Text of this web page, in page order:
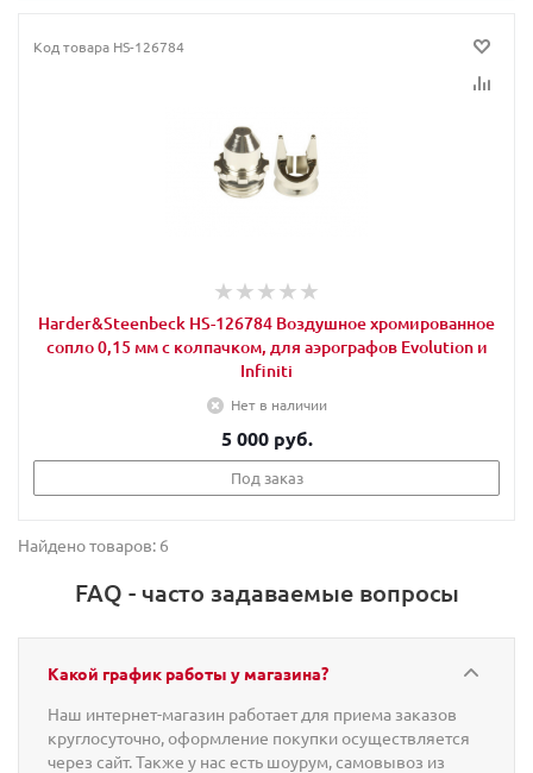
Код товара HS-126784
Harder&Steenbeck HS-126784 Воздушное хромированное
сопло 0,15 мм с колпачком, для аэрографов Evolution и
Infiniti
Нет в наличии
5 000 руб.
Под заказ
Найдено товаров: 6
FAQ - часто задаваемые вопросы
Какой график работы у магазина?
Наш интернет-магазин работает для приема заказов
круглосуточно, оформление покупки осуществляется
через сайт. Также у нас есть шоурум, самовывоз из